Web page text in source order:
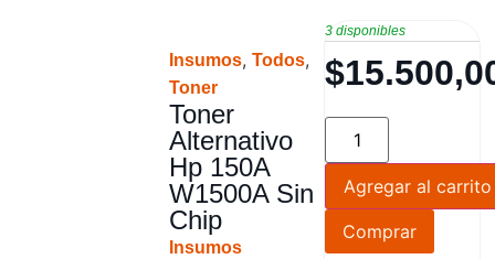
Insumos, Todos,
Toner
Toner
Alternativo
Hp 150A
W1500A Sin
Chip
Insumos
3 disponibles
$
Agregar al carrito
Comprar